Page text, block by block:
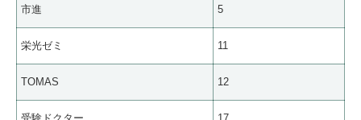
市進 5
栄光ゼミ 11
TOMAS 12